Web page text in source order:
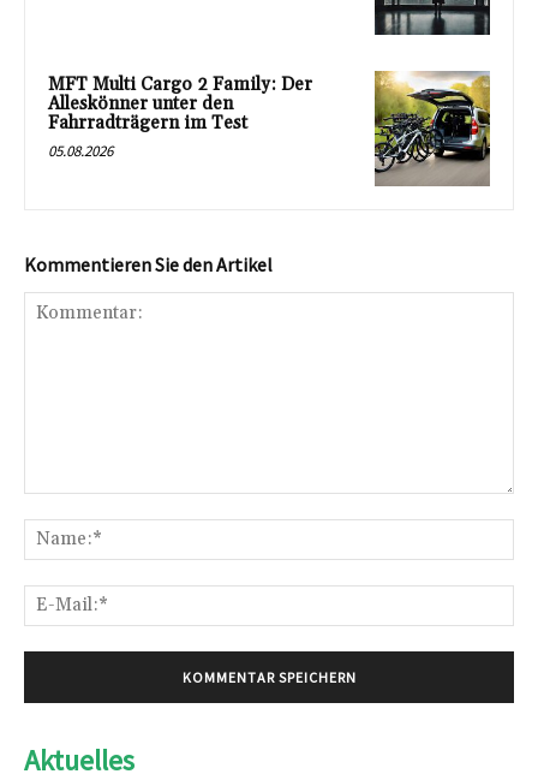
MFT Multi Cargo 2 Family: Der
Alleskönner unter den
Fahrradträgern im Test
05.08.2026
Kommentieren Sie den Artikel
Aktuelles